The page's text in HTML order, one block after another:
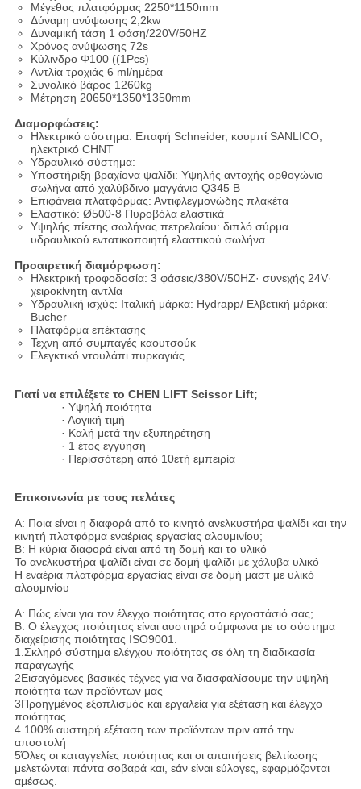
Μέγεθος πλατφόρμας 2250*1150mm
Δύναμη ανύψωσης 2,2kw
Δυναμική τάση 1 φάση/220V/50HZ
Χρόνος ανύψωσης 72s
Κύλινδρο Φ100 ((1Pcs)
Αντλία τροχιάς 6 ml/ημέρα
Συνολικό βάρος 1260kg
Μέτρηση 20650*1350*1350mm
Διαμορφώσεις:
Ηλεκτρικό σύστημα: Επαφή Schneider, κουμπί SANLICO,
ηλεκτρικό CHNT
Υδραυλικό σύστημα:
Υποστήριξη βραχίονα ψαλίδι: Υψηλής αντοχής ορθογώνιο
σωλήνα από χαλύβδινο μαγγάνιο Q345 Β
Επιφάνεια πλατφόρμας: Αντιφλεγμονώδης πλακέτα
Ελαστικό: Ø500-8 Πυροβόλα ελαστικά
Υψηλής πίεσης σωλήνας πετρελαίου: διπλό σύρμα
υδραυλικού εντατικοποιητή ελαστικού σωλήνα
Προαιρετική διαμόρφωση:
Ηλεκτρική τροφοδοσία: 3 φάσεις/380V/50HZ· συνεχής 24V·
χειροκίνητη αντλία
Υδραυλική ισχύς: Ιταλική μάρκα: Hydrapp/ Ελβετική μάρκα:
Bucher
Πλατφόρμα επέκτασης
Τεχνη από συμπαγές καουτσούκ
Ελεγκτικό ντουλάπι πυρκαγιάς
Γιατί να επιλέξετε το CHEN LIFT Scissor Lift;
· Υψηλή ποιότητα
· Λογική τιμή
· Καλή μετά την εξυπηρέτηση
· 1 έτος εγγύηση
· Περισσότερη από 10ετή εμπειρία
Επικοινωνία με τους πελάτες
Α: Ποια είναι η διαφορά από το κινητό ανελκυστήρα ψαλίδι και την
κινητή πλατφόρμα εναέριας εργασίας αλουμινίου;
Β: Η κύρια διαφορά είναι από τη δομή και το υλικό
Το ανελκυστήρα ψαλίδι είναι σε δομή ψαλίδι με χάλυβα υλικό
Η εναέρια πλατφόρμα εργασίας είναι σε δομή μαστ με υλικό
αλουμινίου
Α: Πώς είναι για τον έλεγχο ποιότητας στο εργοστάσιό σας;
Β: Ο έλεγχος ποιότητας είναι αυστηρά σύμφωνα με το σύστημα
διαχείρισης ποιότητας ISO9001.
1.Σκληρό σύστημα ελέγχου ποιότητας σε όλη τη διαδικασία
παραγωγής
2Εισαγόμενες βασικές τέχνες για να διασφαλίσουμε την υψηλή
ποιότητα των προϊόντων μας
3Προηγμένος εξοπλισμός και εργαλεία για εξέταση και έλεγχο
ποιότητας
4.100% αυστηρή εξέταση των προϊόντων πριν από την
αποστολή
5Όλες οι καταγγελίες ποιότητας και οι απαιτήσεις βελτίωσης
μελετώνται πάντα σοβαρά και, εάν είναι εύλογες, εφαρμόζονται
αμέσως.